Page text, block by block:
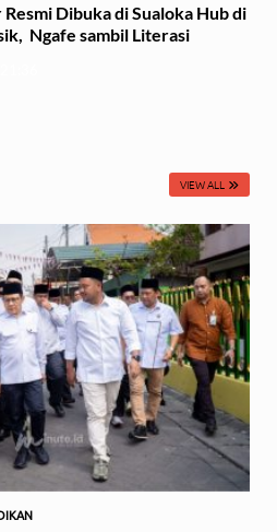
Dibuka di Sualoka Hub di
Ngafe sambil Literasi
VIEW ALL